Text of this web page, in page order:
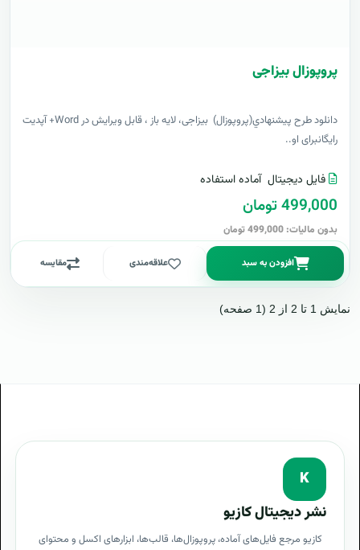
پروپوزال بیزاجی
دانلود طرح پيشنهادي(پروپوزال) بیزاجی، لایه باز ، قابل ویرایش در Word+ آپدیت
رایگانبرای او..
فایل دیجیتال آماده استفاده
499,000 تومان
بدون مالیات: 499,000 تومان
افزودن به سبد علاقه‌مندی مقایسه
نمایش 1 تا 2 از 2 (1 صفحه)
K
نشر دیجیتال کازیو
کازیو مرجع فایل‌های آماده، پروپوزال‌ها، قالب‌ها، ابزارهای اکسل و محتوای